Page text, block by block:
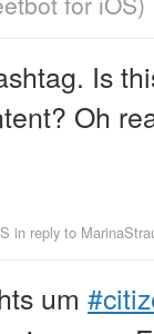
Is
Oh
in reply to
um